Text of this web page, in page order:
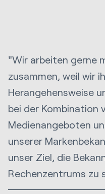
"Wir arbeiten gerne
zusammen, weil wir
Herangehensweise
bei der Kombination
Medienangeboten
unserer
unser Ziel, die
Rechenzentrums zu